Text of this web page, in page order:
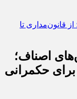
اصناف؛
برای حکمرانی